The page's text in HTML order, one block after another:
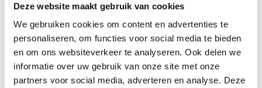
Deze website maakt gebruik van cookies
We gebruiken cookies om content en advertenties te
personaliseren, om functies voor social media te bieden
en om ons websiteverkeer te analyseren. Ook delen we
informatie over uw gebruik van onze site met onze
partners voor social media, adverteren en analyse. Deze
de HKU-afstudeer­richting Image & Media
Technology.
‘Dagdromen over het verleden is een van mijn
favoriete bezigheden. Dan bedenk ik wat ik zou